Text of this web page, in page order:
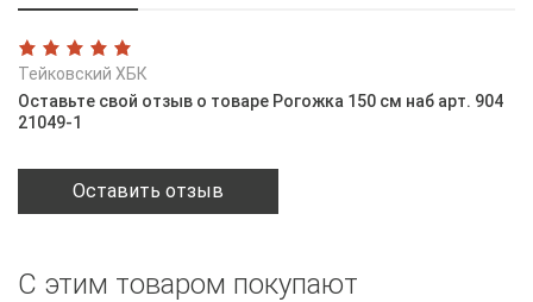
Тейковский ХБК
Оставьте свой отзыв о товаре Рогожка 150 см наб арт. 904
21049-1
Оставить отзыв
С этим товаром покупают